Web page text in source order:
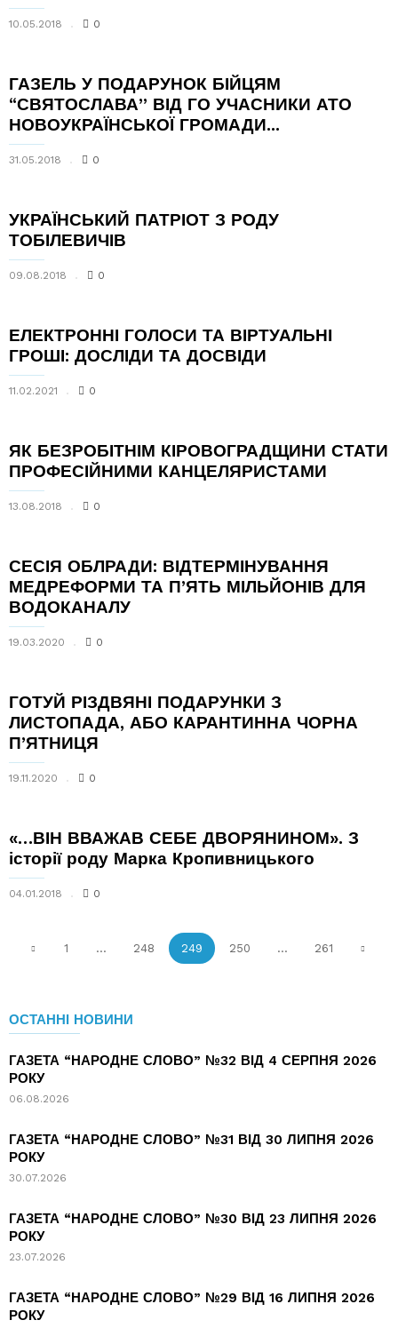
10.05.2018 0
ГАЗЕЛЬ У ПОДАРУНОК БІЙЦЯМ
“СВЯТОСЛАВА” ВІД ГО УЧАСНИКИ АТО
НОВОУКРАЇНСЬКОЇ ГРОМАДИ...
31.05.2018 0
УКРАЇНСЬКИЙ ПАТРІОТ З РОДУ
ТОБІЛЕВИЧІВ
09.08.2018 0
ЕЛЕКТРОННІ ГОЛОСИ ТА ВІРТУАЛЬНІ
ГРОШІ: ДОСЛІДИ ТА ДОСВІДИ
11.02.2021 0
ЯК БЕЗРОБІТНІМ КІРОВОГРАДЩИНИ СТАТИ
ПРОФЕСІЙНИМИ КАНЦЕЛЯРИСТАМИ
13.08.2018 0
СЕСІЯ ОБЛРАДИ: ВІДТЕРМІНУВАННЯ
МЕДРЕФОРМИ ТА П’ЯТЬ МІЛЬЙОНІВ ДЛЯ
ВОДОКАНАЛУ
19.03.2020 0
ГОТУЙ РІЗДВЯНІ ПОДАРУНКИ З
ЛИСТОПАДА, АБО КАРАНТИННА ЧОРНА
П’ЯТНИЦЯ
19.11.2020 0
«…ВІН ВВАЖАВ СЕБЕ ДВОРЯНИНОМ». З
історії роду Марка Кропивницького
04.01.2018 0
1 ... 248 249 250 ... 261
ОСТАННІ НОВИНИ
ГАЗЕТА “НАРОДНЕ СЛОВО” №32 ВІД 4 СЕРПНЯ 2026
РОКУ
06.08.2026
ГАЗЕТА “НАРОДНЕ СЛОВО” №31 ВІД 30 ЛИПНЯ 2026
РОКУ
30.07.2026
ГАЗЕТА “НАРОДНЕ СЛОВО” №30 ВІД 23 ЛИПНЯ 2026
РОКУ
23.07.2026
ГАЗЕТА “НАРОДНЕ СЛОВО” №29 ВІД 16 ЛИПНЯ 2026
РОКУ